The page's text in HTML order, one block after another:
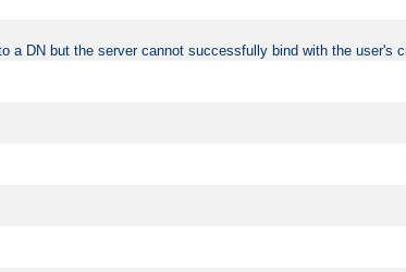
a DN but the server cannot successfully bind with the user's